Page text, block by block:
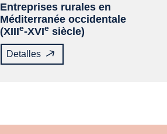
Entreprises rurales en
Méditerranée occidentale
(XIIIe-XVIe siècle)
Detalles